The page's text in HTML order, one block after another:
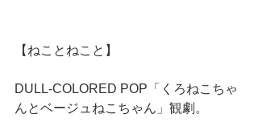
【ねことねこと】
DULL-COLORED POP「くろねこちゃ
んとベージュねこちゃん」観劇。